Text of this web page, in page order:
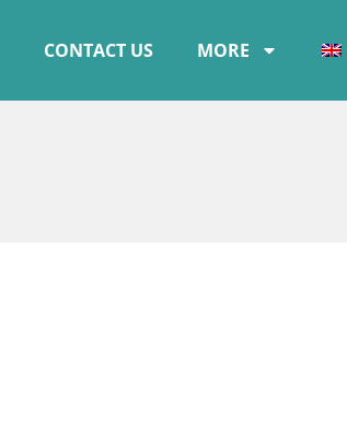
CONTACT US MORE